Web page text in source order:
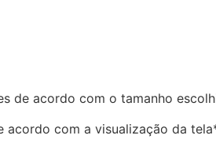
de acordo com o tamanho
acordo com a visualização da